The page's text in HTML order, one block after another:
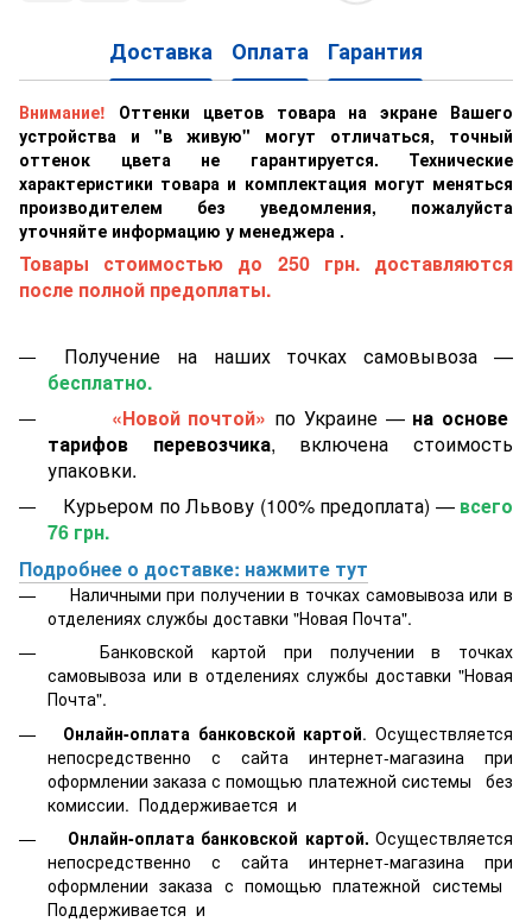
Доставка Оплата Гарантия
Внимание!
Оттенки цветов товара на экране Вашего
устройства и "в живую" могут отличаться, точный
оттенок цвета не гарантируется. Технические
характеристики товара и комплектация могут меняться
производителем без уведомления, пожалуйста
уточняйте информацию у менеджера .
Товары стоимостью до 250 грн. доставляются
после полной предоплаты.
Получение на наших точках самовывоза —
бесплатно.
«Новой почтой» по Украине — на основе
тарифов перевозчика, включена стоимость
упаковки.
Курьером по Львову (100% предоплата) — всего
76 грн.
Подробнее о доставке: нажмите тут
Наличными при получении в точках самовывоза или в
отделениях службы доставки "Новая Почта".
Банковской картой при получении в точках
самовывоза или в отделениях службы доставки "Новая
Почта".
Онлайн-оплата банковской картой. Осуществляется
непосредственно с сайта интернет-магазина при
оформлении заказа с помощью платежной системы
без
комиссии. Поддерживается и
Онлайн-оплата банковской картой. Осуществляется
непосредственно с сайта интернет-магазина при
оформлении заказа с помощью платежной системы
Поддерживается и